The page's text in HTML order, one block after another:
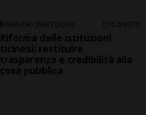
MASSIMO BARTOLINI 16 ore 10
Riforma delle istituzioni
ticinesi: restituire
trasparenza e credibilità alla
cosa pubblica